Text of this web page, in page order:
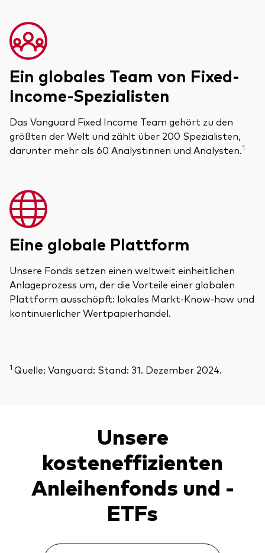
Ein globales Team von Fixed-
Income-Spezialisten
Das Vanguard Fixed Income Team gehört zu den
größten der Welt und zählt über 200 Spezialisten,
darunter mehr als 60 Analystinnen und Analysten.1
Eine globale Plattform
Unsere Fonds setzen einen weltweit einheitlichen
Anlageprozess um, der die Vorteile einer globalen
Plattform ausschöpft: lokales Markt-Know-how und
kontinuierlicher Wertpapierhandel.
1 Quelle: Vanguard: Stand: 31. Dezember 2024.
Unsere
kosteneffizienten
Anleihenfonds und -
ETFs